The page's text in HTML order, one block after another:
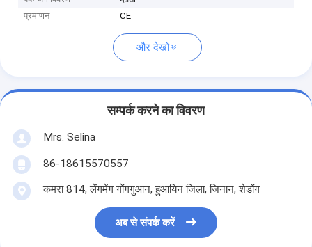
प्रमाणन
CE
और देखो
सम्पर्क करने का विवरण
Mrs. Selina
86-18615570557
कमरा 814, लेंगमेंग गोंगगुआन, हुआयिन जिला, जिनान, शेडोंग
अब से संपर्क करें